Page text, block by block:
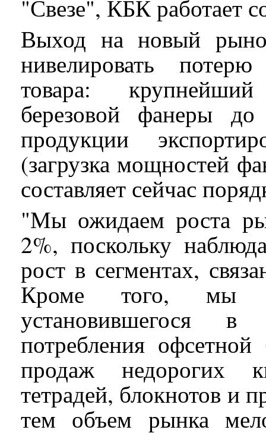
"Свезе", КБК работает
Выход на новый
нивелировать
товара:
березовой фанеры
продукции
(загрузка мощностей
составляет сейчас
"Мы ожидаем роста
2%, поскольку
рост в сегментах,
Кроме того, мы
установившегося
потребления
продаж недорогих
тетрадей, блокнотов и
тем объем рынка